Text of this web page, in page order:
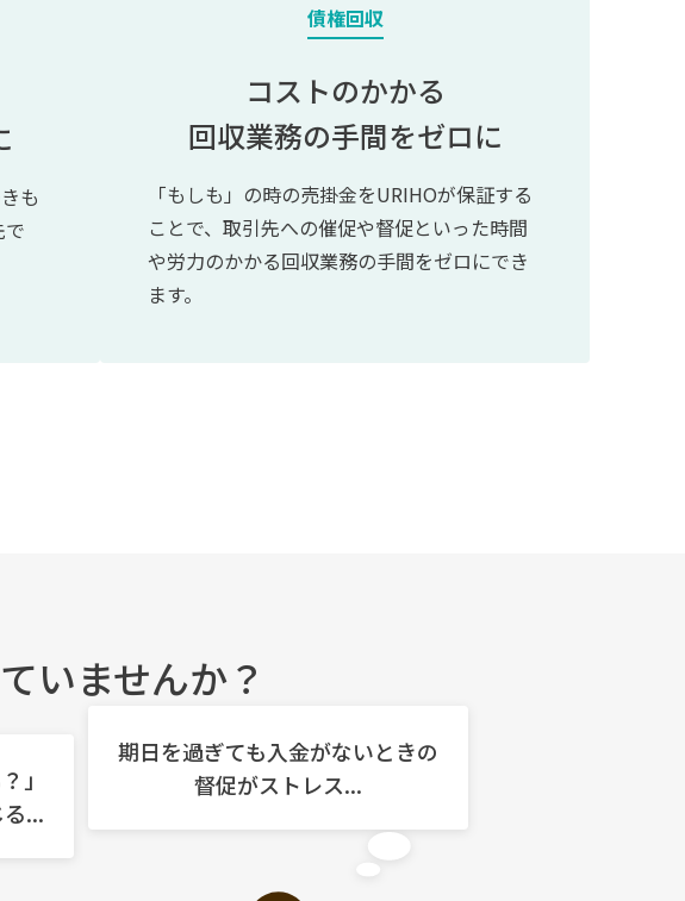
も
債権回収
コストのかかる
回収業務の手間をゼロに
「もしも」の時の売掛金をURIHOが保証する
ことで、取引先への催促や督促といった時間
や労力のかかる回収業務の手間をゼロにでき
ます。
いませんか？
」
...
期日を過ぎても入金がないときの
督促がストレス...